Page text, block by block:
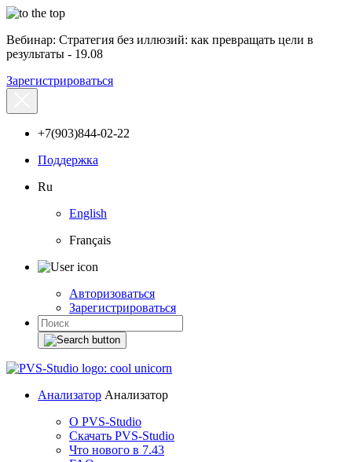
Вебинар: Стратегия без иллюзий: как превращать цели в
результаты - 19.08
Зарегистрироваться
+7(903)844-02-22
Поддержка
Ru
English
Français
Авторизоваться
Зарегистрироваться
Анализатор Анализатор
О PVS-Studio
Скачать PVS-Studio
Что нового в 7.43